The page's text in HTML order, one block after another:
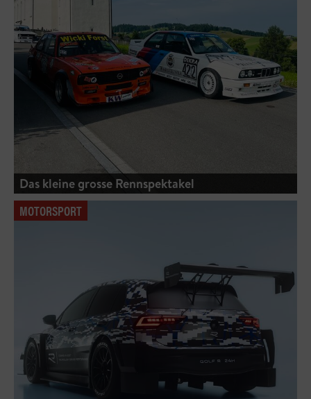
Das kleine grosse Rennspektakel
MOTORSPORT